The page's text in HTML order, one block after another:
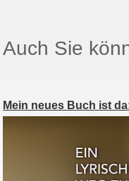
Auch Sie
Mein neues Buch ist